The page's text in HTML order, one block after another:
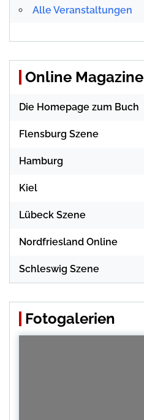
Alle Veranstaltungen
Online Magazine
Die Homepage zum Buch
Flensburg Szene
Hamburg
Kiel
Lübeck Szene
Nordfriesland Online
Schleswig Szene
Fotogalerien